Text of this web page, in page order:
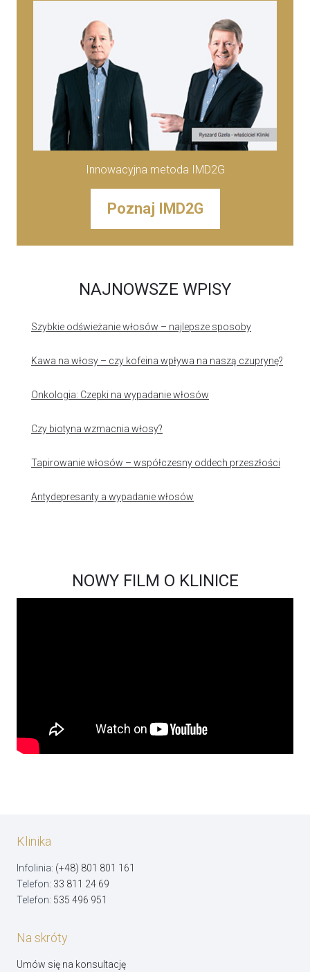
Innowacyjna metoda IMD2G
Poznaj IMD2G
NAJNOWSZE WPISY
Szybkie odświeżanie włosów – najlepsze sposoby
Kawa na włosy – czy kofeina wpływa na naszą czuprynę?
Onkologia: Czepki na wypadanie włosów
Czy biotyna wzmacnia włosy?
Tapirowanie włosów – współczesny oddech przeszłości
Antydepresanty a wypadanie włosów
NOWY FILM O KLINICE
Klinika
Infolinia: (+48) 801 801 161
Telefon: 33 811 24 69
Telefon: 535 496 951
Na skróty
Umów się na konsultację